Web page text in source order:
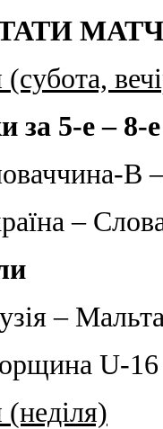
(субота,
за 5-е – 8-
В
–
–
U-
(неділя)